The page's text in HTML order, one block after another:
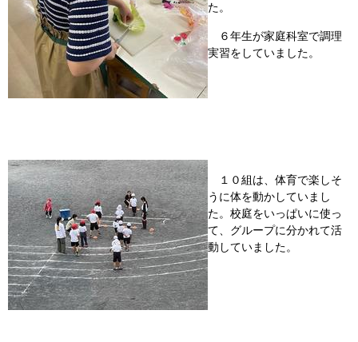
た。
６年生が家庭科室で調理
実習をしていました。
１０組は、体育で楽しそ
うに体を動かしていまし
た。校庭をいっぱいに使っ
て、グループに分かれて活
動していました。